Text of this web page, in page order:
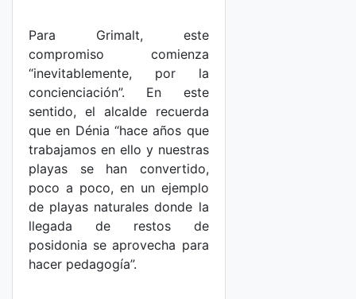
Para Grimalt, este
compromiso comienza
“inevitablemente, por la
concienciación”. En este
sentido, el alcalde recuerda
que en Dénia “hace años que
trabajamos en ello y nuestras
playas se han convertido,
poco a poco, en un ejemplo
de playas naturales donde la
llegada de restos de
posidonia se aprovecha para
hacer pedagogía”.